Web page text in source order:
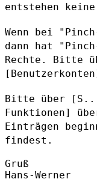
entstehen
Wenn bei
dann hat
Rechte. Bitte
Bitte über
Funktionen]
Einträgen
findest.
Gruß
Hans-Werner